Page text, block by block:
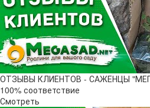
ОТЗЫВЫ КЛИЕНТОВ - САЖЕНЦЫ
100% соответствие
Смотреть